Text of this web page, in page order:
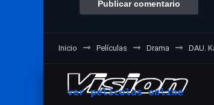
Inicio Películas Drama DAU.